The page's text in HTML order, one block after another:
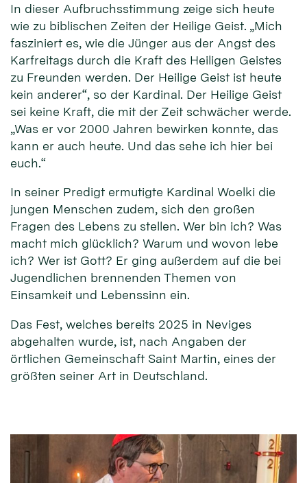
In dieser Aufbruchsstimmung zeige sich heute
wie zu biblischen Zeiten der Heilige Geist. „Mich
fasziniert es, wie die Jünger aus der Angst des
Karfreitags durch die Kraft des Heiligen Geistes
zu Freunden werden. Der Heilige Geist ist heute
kein anderer“, so der Kardinal. Der Heilige Geist
sei keine Kraft, die mit der Zeit schwächer werde.
„Was er vor 2000 Jahren bewirken konnte, das
kann er auch heute. Und das sehe ich hier bei
euch.“
In seiner Predigt ermutigte Kardinal Woelki die
jungen Menschen zudem, sich den großen
Fragen des Lebens zu stellen. Wer bin ich? Was
macht mich glücklich? Warum und wovon lebe
ich? Wer ist Gott? Er ging außerdem auf die bei
Jugendlichen brennenden Themen von
Einsamkeit und Lebenssinn ein.
Das Fest, welches bereits 2025 in Neviges
abgehalten wurde, ist, nach Angaben der
örtlichen Gemeinschaft Saint Martin, eines der
größten seiner Art in Deutschland.